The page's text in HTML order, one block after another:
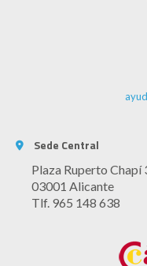
Sede Central
Plaza Ruperto Chapí
03001 Alicante
Tlf. 965 148 638